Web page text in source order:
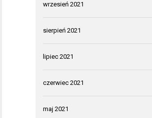
wrzesień 2021
sierpień 2021
lipiec 2021
czerwiec 2021
maj 2021